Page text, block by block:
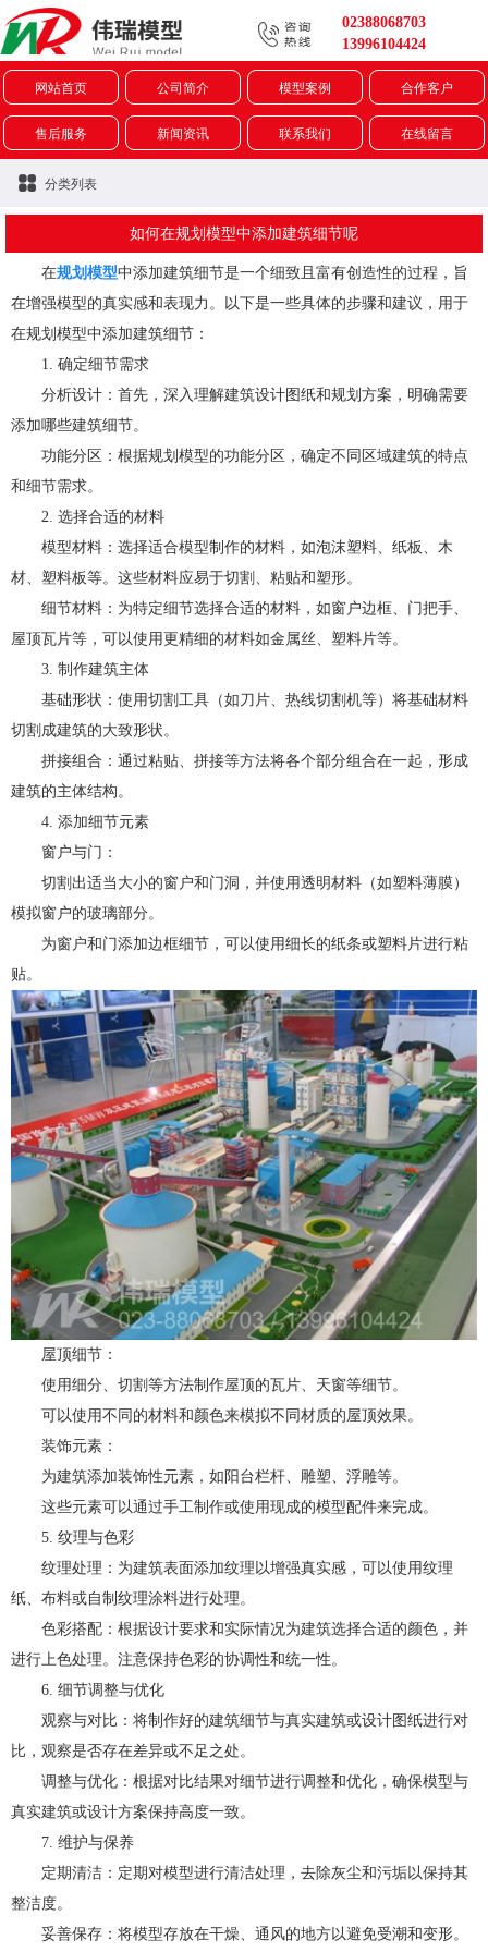
02388068703
13996104424
网站首页 公司简介 模型案例 合作客户
售后服务 新闻资讯 联系我们 在线留言
分类列表
如何在规划模型中添加建筑细节呢
在规划模型中添加建筑细节是一个细致且富有创造性的过程，旨
在增强模型的真实感和表现力。以下是一些具体的步骤和建议，用于
在规划模型中添加建筑细节：
1. 确定细节需求
分析设计：首先，深入理解建筑设计图纸和规划方案，明确需要
添加哪些建筑细节。
功能分区：根据规划模型的功能分区，确定不同区域建筑的特点
和细节需求。
2. 选择合适的材料
模型材料：选择适合模型制作的材料，如泡沫塑料、纸板、木
材、塑料板等。这些材料应易于切割、粘贴和塑形。
细节材料：为特定细节选择合适的材料，如窗户边框、门把手、
屋顶瓦片等，可以使用更精细的材料如金属丝、塑料片等。
3. 制作建筑主体
基础形状：使用切割工具（如刀片、热线切割机等）将基础材料
切割成建筑的大致形状。
拼接组合：通过粘贴、拼接等方法将各个部分组合在一起，形成
建筑的主体结构。
4. 添加细节元素
窗户与门：
切割出适当大小的窗户和门洞，并使用透明材料（如塑料薄膜）
模拟窗户的玻璃部分。
为窗户和门添加边框细节，可以使用细长的纸条或塑料片进行粘
贴。
屋顶细节：
使用细分、切割等方法制作屋顶的瓦片、天窗等细节。
可以使用不同的材料和颜色来模拟不同材质的屋顶效果。
装饰元素：
为建筑添加装饰性元素，如阳台栏杆、雕塑、浮雕等。
这些元素可以通过手工制作或使用现成的模型配件来完成。
5. 纹理与色彩
纹理处理：为建筑表面添加纹理以增强真实感，可以使用纹理
纸、布料或自制纹理涂料进行处理。
色彩搭配：根据设计要求和实际情况为建筑选择合适的颜色，并
进行上色处理。注意保持色彩的协调性和统一性。
6. 细节调整与优化
观察与对比：将制作好的建筑细节与真实建筑或设计图纸进行对
比，观察是否存在差异或不足之处。
调整与优化：根据对比结果对细节进行调整和优化，确保模型与
真实建筑或设计方案保持高度一致。
7. 维护与保养
定期清洁：定期对模型进行清洁处理，去除灰尘和污垢以保持其
整洁度。
妥善保存：将模型存放在干燥、通风的地方以避免受潮和变形。